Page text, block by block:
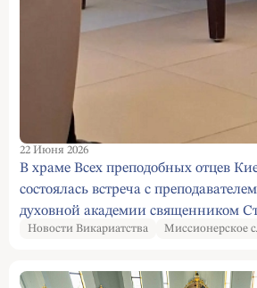
22 Июня 2026
В храме Всех преподобных отцев
состоялась встреча с
духовной академии священником
на тему «Что такое стыд и всегда ли
Новости Викариатства Миссионерское